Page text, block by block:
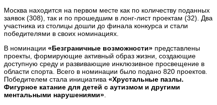
Москва находится на первом месте как по количеству поданных
заявок (308), так и по прошедшим в лонг-лист проектам (32). Два
участника из столицы дошли до финала конкурса и стали
победителями в своих номинациях.
В номинации «Безграничные возможности» представлены
проекты, формирующие активный образ жизни, создающие
доступную среду и развивающие инклюзивное просвещение в
области спорта. Всего в номинации было подано 820 проектов.
Победителем стала инициатива «Хрустальные пазлы.
Фигурное катание для детей с аутизмом и другими
ментальными нарушениями»